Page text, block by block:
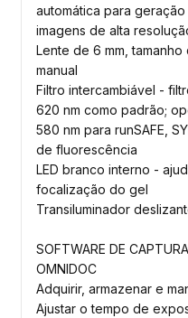
automática para
imagens de alta
Lente de 6 mm, tamanho
manual
Filtro intercambiável -
620 nm como padrão;
580 nm para runSAFE,
de fluorescência
LED branco interno -
focalização do gel
Transiluminador
SOFTWARE DE
OMNIDOC
Adquirir, armazenar e
Ajustar o tempo de